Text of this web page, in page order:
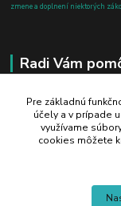
zmene a doplnení niektorých
Radi Vám
+421 908 700
po-pia: 8.00 - 16.00
business@jtf.sk
Pre základnú
účely a v prípade
využívame
cookies môžete